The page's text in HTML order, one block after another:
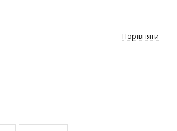
Порівняти